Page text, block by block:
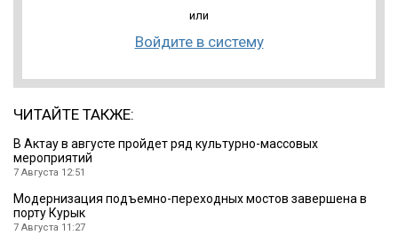
или
Войдите в систему
ЧИТАЙТЕ ТАКЖЕ:
В Актау в августе пройдет ряд культурно-массовых
мероприятий
7 Августа 12:51
Модернизация подъемно-переходных мостов завершена в
порту Курык
7 Августа 11:27